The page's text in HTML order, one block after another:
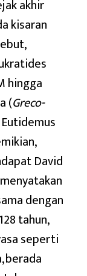
akhir
kisaran
hingga
(Greco-
David
dengan
tahun,
seperti
berada